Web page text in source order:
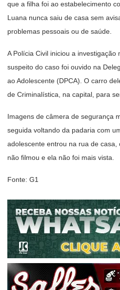
que a filha foi ao estabelecimento
Luana nunca saiu de casa sem
problemas pessoais ou de saúde.
A Polícia Civil iniciou a
suspeito do caso foi ouvido na
ao Adolescente (DPCA). O carro
de Criminalística, na capital, para
Imagens de câmera de segurança
seguida voltando da padaria com
adolescente entrou na rua de
não filmou e ela não foi mais vista.
Fonte: G1